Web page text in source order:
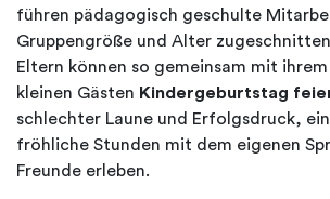
führen pädagogisch geschulte
Gruppengröße und Alter
Eltern können so gemeinsam mit
kleinen Gästen Kindergeburtstag
schlechter Laune und Erfolgsdruck,
fröhliche Stunden mit dem eigenen
Freunde erleben.